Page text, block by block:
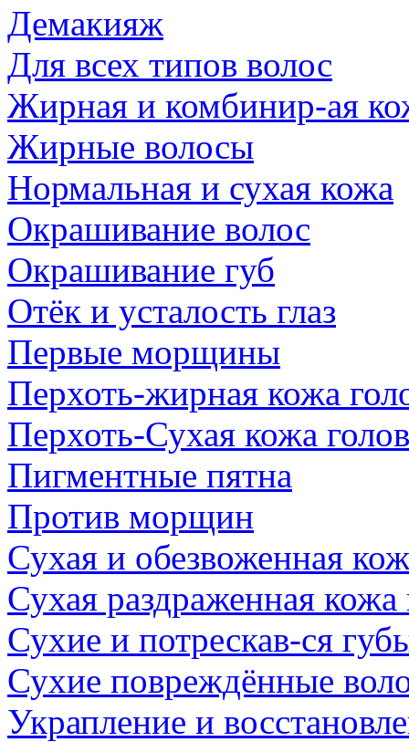
Демакияж
Для всех типов волос
Жирная и комбинир-ая
Жирные волосы
Нормальная и сухая кожа
Окрашивание волос
Окрашивание губ
Отёк и усталость глаз
Первые морщины
Перхоть-жирная кожа
Перхоть-Сухая кожа
Пигментные пятна
Против морщин
Сухая и обезвоженная
Сухая раздраженная кожа
Сухие и потрескав-ся
Сухие повреждённые
Украпление и